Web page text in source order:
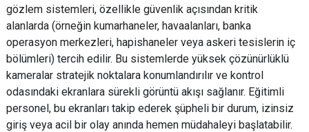
gözlem sistemleri, özellikle güvenlik açısından kritik
alanlarda (örneğin kumarhaneler, havaalanları, banka
operasyon merkezleri, hapishaneler veya askeri tesislerin iç
bölümleri) tercih edilir. Bu sistemlerde yüksek çözünürlüklü
kameralar stratejik noktalara konumlandırılır ve kontrol
odasındaki ekranlara sürekli görüntü akışı sağlanır. Eğitimli
personel, bu ekranları takip ederek şüpheli bir durum, izinsiz
giriş veya acil bir olay anında hemen müdahaleyi başlatabilir.